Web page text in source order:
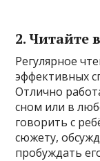
2. Читайте
Регулярное
эффективных
Отлично
сном или в
говорить с
сюжету,
пробуждать